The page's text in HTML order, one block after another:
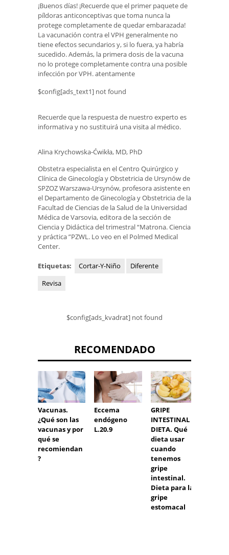
¡Buenos días! ¡Recuerde que el primer paquete de
píldoras anticonceptivas que toma nunca la
protege completamente de quedar embarazada!
La vacunación contra el VPH generalmente no
tiene efectos secundarios y, si lo fuera, ya habría
sucedido. Además, la primera dosis de la vacuna
no lo protege completamente contra una posible
infección por VPH. atentamente
$config[ads_text1] not found
Recuerde que la respuesta de nuestro experto es
informativa y no sustituirá una visita al médico.
Alina Krychowska-Ćwikła, MD, PhD
Obstetra especialista en el Centro Quirúrgico y
Clínica de Ginecología y Obstetricia de Ursynów de
SPZOZ Warszawa-Ursynów, profesora asistente en
el Departamento de Ginecología y Obstetricia de la
Facultad de Ciencias de la Salud de la Universidad
Médica de Varsovia, editora de la sección de
Ciencia y Didáctica del trimestral “Matrona. Ciencia
y práctica ”PZWL. Lo veo en el Polmed Medical
Center.
Etiquetas: Cortar-Y-Niño
Diferente
Revisa
$config[ads_kvadrat] not found
RECOMENDADO
Vacunas.
¿Qué son las
vacunas y por
qué se
recomiendan
?
Eccema
endógeno
L.20.9
GRIPE
INTESTINAL -
DIETA. Qué
dieta usar
cuando
tenemos
gripe
intestinal.
Dieta para la
gripe
estomacal